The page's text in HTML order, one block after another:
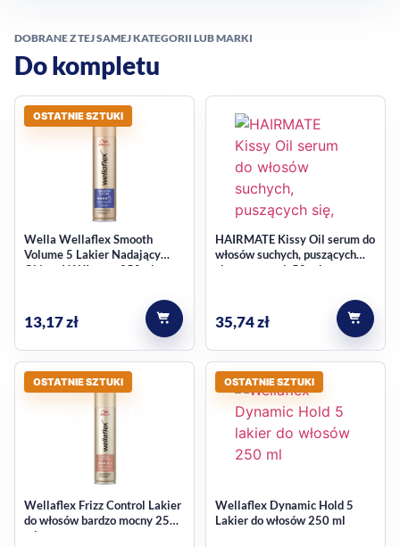
DOBRANE Z TEJ SAMEJ KATEGORII LUB MARKI
Do kompletu
OSTATNIE SZTUKI
Wella Wellaflex Smooth
Volume 5 Lakier Nadający
Objętość Włosom 250ml
13,17zł
HAIRMATE Kissy Oil serum do
włosów suchych, puszących
się, matowych 50 ml
35,74zł
OSTATNIE SZTUKI
Wellaflex Frizz Control Lakier
do włosów bardzo mocny 250
ml
OSTATNIE SZTUKI
Wellaflex Dynamic Hold 5
Lakier do włosów 250 ml